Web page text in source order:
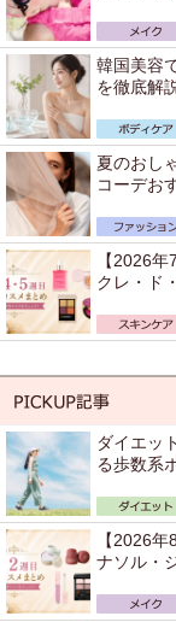
韓国美容
を徹底解
夏のおし
コーデお
【2026
クレ・ド
ダイエッ
る歩数系
【2026
ナソル・